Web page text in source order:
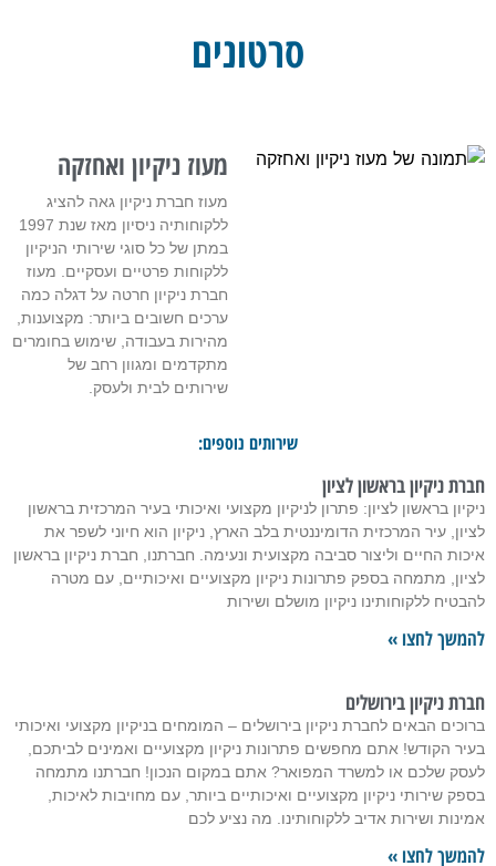
סרטונים
מעוז ניקיון ואחזקה
מעוז חברת ניקיון גאה להציג
ללקוחותיה ניסיון מאז שנת 1997
במתן של כל סוגי שירותי הניקיון
ללקוחות פרטיים ועסקיים. מעוז
חברת ניקיון חרטה על דגלה כמה
ערכים חשובים ביותר: מקצוענות,
מהירות בעבודה, שימוש בחומרים
מתקדמים ומגוון רחב של
שירותים לבית ולעסק.
שירותים נוספים:
חברת ניקיון בראשון לציון
ניקיון בראשון לציון: פתרון לניקיון מקצועי ואיכותי בעיר המרכזית בראשון
לציון, עיר המרכזית הדומיננטית בלב הארץ, ניקיון הוא חיוני לשפר את
איכות החיים וליצור סביבה מקצועית ונעימה. חברתנו, חברת ניקיון בראשון
לציון, מתמחה בספק פתרונות ניקיון מקצועיים ואיכותיים, עם מטרה
להבטיח ללקוחותינו ניקיון מושלם ושירות
להמשך לחצו »
חברת ניקיון בירושלים
ברוכים הבאים לחברת ניקיון בירושלים – המומחים בניקיון מקצועי ואיכותי
בעיר הקודש! אתם מחפשים פתרונות ניקיון מקצועיים ואמינים לביתכם,
לעסק שלכם או למשרד המפואר? אתם במקום הנכון! חברתנו מתמחה
בספק שירותי ניקיון מקצועיים ואיכותיים ביותר, עם מחויבות לאיכות,
אמינות ושירות אדיב ללקוחותינו. מה נציע לכם
להמשך לחצו »